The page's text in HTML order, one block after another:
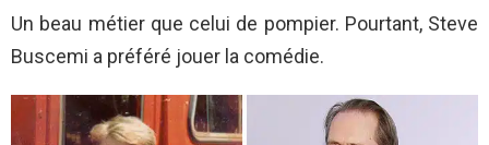
Un beau métier que celui de pompier. Pourtant, Steve
Buscemi a préféré jouer la comédie.